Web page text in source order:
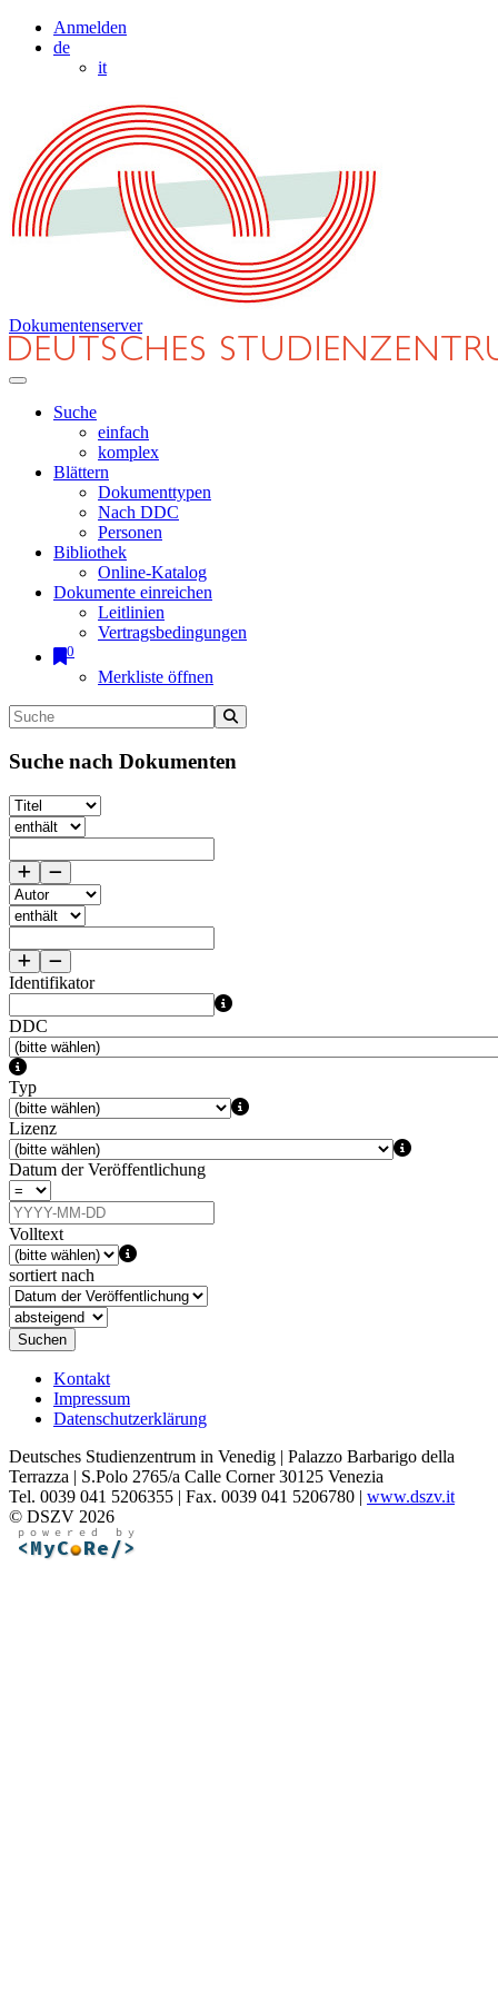
Anmelden
de
it
Dokumentenserver
Suche
einfach
komplex
Blättern
Dokumenttypen
Nach DDC
Personen
Bibliothek
Online-Katalog
Dokumente einreichen
Leitlinien
Vertragsbedingungen
0
Merkliste öffnen
Suche nach Dokumenten
Identifikator
DDC
Typ
Lizenz
Datum der Veröffentlichung
Volltext
sortiert nach
Suchen
Kontakt
Impressum
Datenschutzerklärung
Deutsches Studienzentrum in Venedig | Palazzo Barbarigo della
Terrazza | S.Polo 2765/a Calle Corner 30125 Venezia
Tel. 0039 041 5206355 | Fax. 0039 041 5206780 | www.dszv.it
© DSZV 2026